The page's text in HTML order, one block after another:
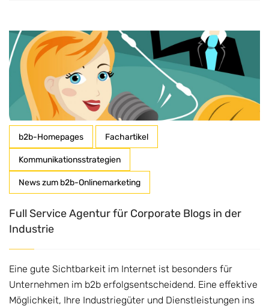
b2b-Homepages Fachartikel
Kommunikationsstrategien
News zum b2b-Onlinemarketing
Full Service Agentur für Corporate Blogs in der
Industrie
Eine gute Sichtbarkeit im Internet ist besonders für
Unternehmen im b2b erfolgsentscheidend. Eine effektive
Möglichkeit, Ihre Industriegüter und Dienstleistungen ins